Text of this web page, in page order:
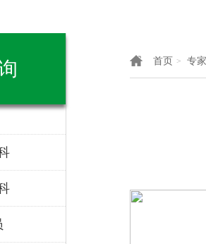
首页 > 专